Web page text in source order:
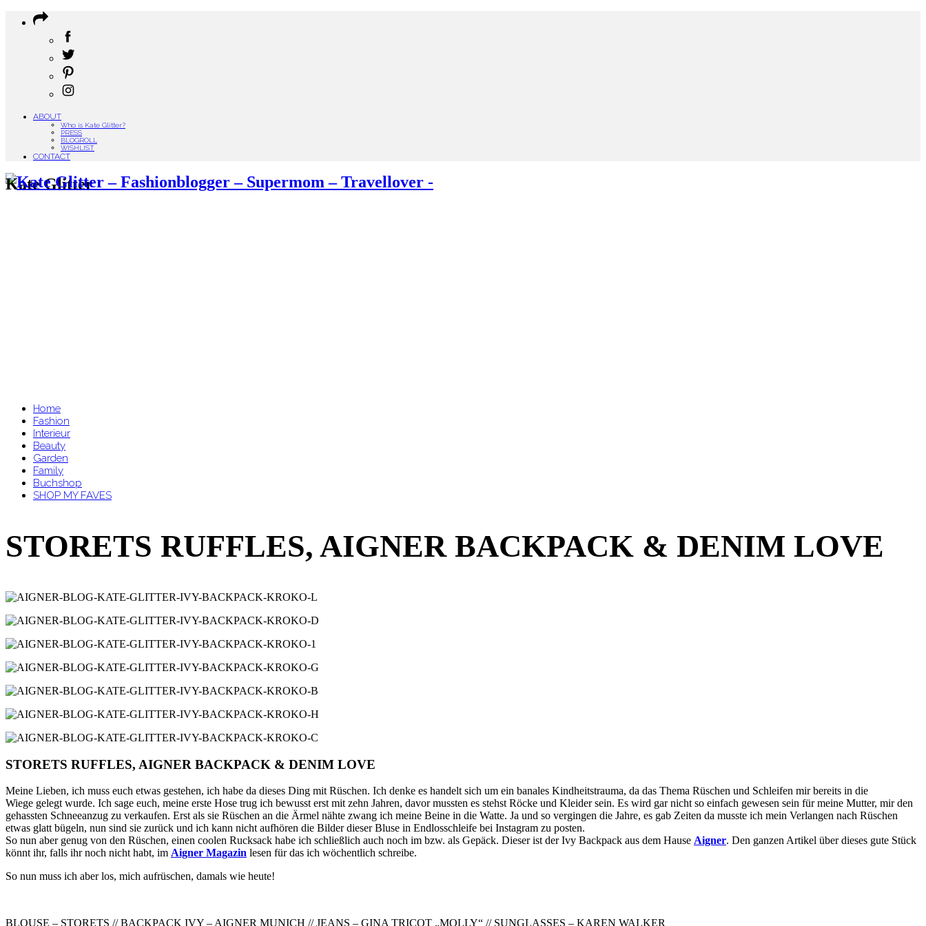
ABOUT
Who is Kate Glitter?
PRESS
BLOGROLL
WISHLIST
CONTACT
Kate Glitter
Home
Fashion
Interieur
Beauty
Garden
Family
Buchshop
SHOP MY FAVES
STORETS RUFFLES, AIGNER BACKPACK & DENIM LOVE
STORETS RUFFLES, AIGNER BACKPACK & DENIM LOVE
Meine Lieben, ich muss euch etwas gestehen, ich habe da dieses Ding mit Rüschen. Ich denke es handelt sich um ein banales Kindheitstrauma, da das Thema Rüschen und Schleifen mir bereits in die
Wiege gelegt wurde. Ich sage euch, meine erste Hose trug ich bewusst erst mit zehn Jahren, davor mussten es stehst Röcke und Kleider sein. Es wird gar nicht so einfach gewesen sein für meine Mutter, mir den
gehassten Schneeanzug zu verkaufen. Erst als sie Rüschen an die Ärmel nähte zwang ich meine Beine in die Watte. Ja und so vergingen die Jahre, es gab Zeiten da musste ich mein Verlangen nach Rüschen
etwas glatt bügeln, nun sind sie zurück und ich kann nicht aufhören die Bilder dieser Bluse in Endlosschleife bei Instagram zu posten.
So nun aber genug von den Rüschen, einen coolen Rucksack habe ich schließlich auch noch im bzw. als Gepäck. Dieser ist der Ivy Backpack aus dem Hause Aigner. Den ganzen Artikel über dieses gute Stück
könnt ihr, falls ihr noch nicht habt, im Aigner Magazin lesen für das ich wöchentlich schreibe.
So nun muss ich aber los, mich aufrüschen, damals wie heute!
BLOUSE – STORETS // BACKPACK IVY – AIGNER MUNICH // JEANS – GINA TRICOT „MOLLY“ // SUNGLASSES – KAREN WALKER